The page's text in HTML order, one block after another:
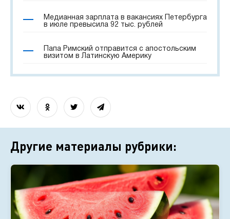
Медианная зарплата в вакансиях Петербурга
в июле превысила 92 тыс. рублей
Папа Римский отправится с апостольским
визитом в Латинскую Америку
Другие материалы рубрики: